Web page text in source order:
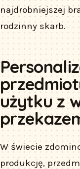
najdrobniejszej
rodzinny skarb.
użytku z
W świecie
produkcję,